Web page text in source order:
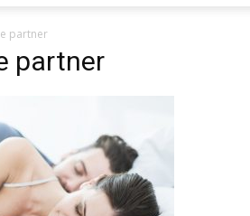
partner
partner